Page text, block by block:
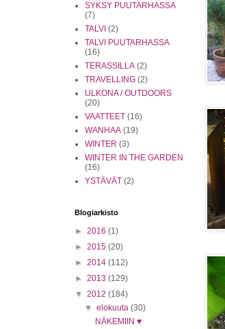
SYKSY PUUTARHASSA
(7)
TALVI (2)
TALVI PUUTARHASSA
(16)
TERASSILLA (2)
TRAVELLING (2)
ULKONA / OUTDOORS
(20)
VAATTEET (16)
WANHAA (19)
WINTER (3)
WINTER IN THE GARDEN
(16)
YSTÄVÄT (2)
Blogiarkisto
► 2016 (1)
► 2015 (20)
► 2014 (112)
► 2013 (129)
▼ 2012 (184)
▼elokuuta(30)
NÄKEMIIN ♥